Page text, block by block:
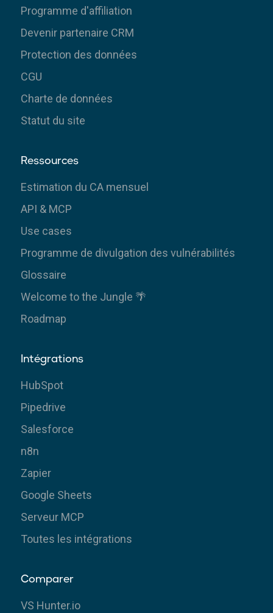
Programme d'affiliation
Devenir partenaire CRM
Protection des données
CGU
Charte de données
Statut du site
Ressources
Estimation du CA mensuel
API & MCP
Use cases
Programme de divulgation des vulnérabilités
Glossaire
Welcome to the Jungle 🌴
Roadmap
Intégrations
HubSpot
Pipedrive
Salesforce
n8n
Zapier
Google Sheets
Serveur MCP
Toutes les intégrations
Comparer
VS Hunter.io